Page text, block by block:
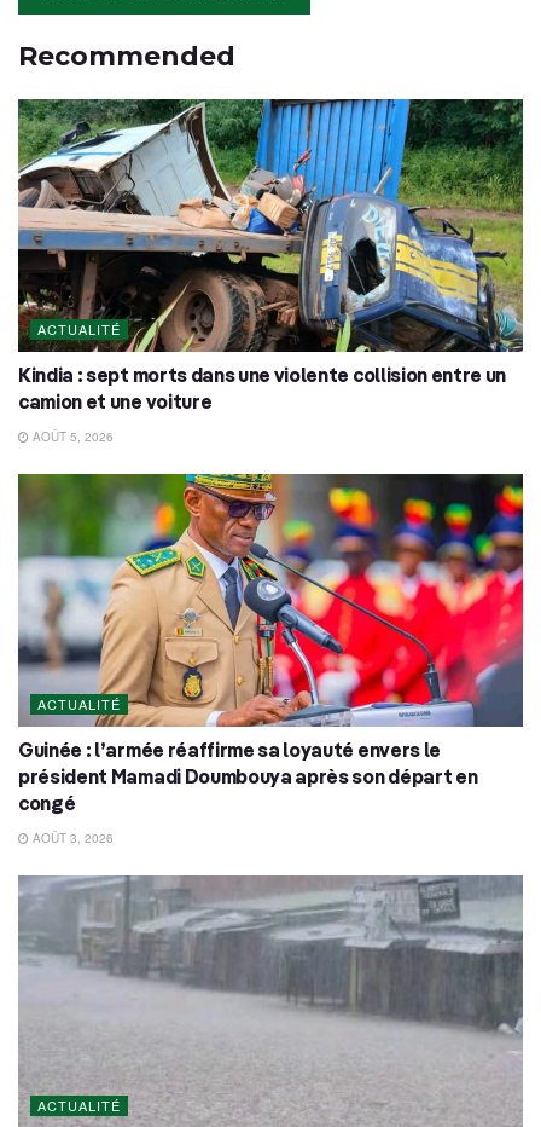
Recommended
ACTUALITÉ
Kindia : sept morts dans une violente collision entre un
camion et une voiture
AOÛT 5, 2026
ACTUALITÉ
Guinée : l’armée réaffirme sa loyauté envers le
président Mamadi Doumbouya après son départ en
congé
AOÛT 3, 2026
ACTUALITÉ